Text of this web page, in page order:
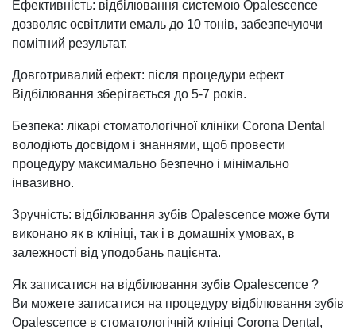
Ефективність: відбілювання системою Opalescence
дозволяє освітлити емаль до 10 тонів, забезпечуючи
помітний результат.
Довготривалий ефект: після процедури ефект
Відбілювання зберігається до 5-7 років.
Безпека: лікарі стоматологічної клініки Corona Dental
володіють досвідом і знаннями, щоб провести
процедуру максимально безпечно і мінімально
інвазивно.
Зручність: відбілювання зубів Opalescence може бути
виконано як в клініці, так і в домашніх умовах, в
залежності від уподобань пацієнта.
Як записатися на відбілювання зубів Opalescence ?
Ви можете записатися на процедуру відбілювання зубів
Opalescence в стоматологічній клініці Corona Dental,